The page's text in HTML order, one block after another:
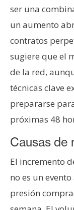
C
n
t
a
c
o
y
u
b
l
ser una
un aumento
contratos
sugiere que el
de la red,
técnicas clave
prepararse
próximas 48
Causas de
El incremento
no es un
presión